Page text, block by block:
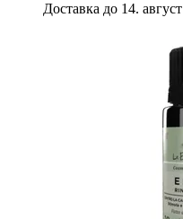
Доставка до 14. август